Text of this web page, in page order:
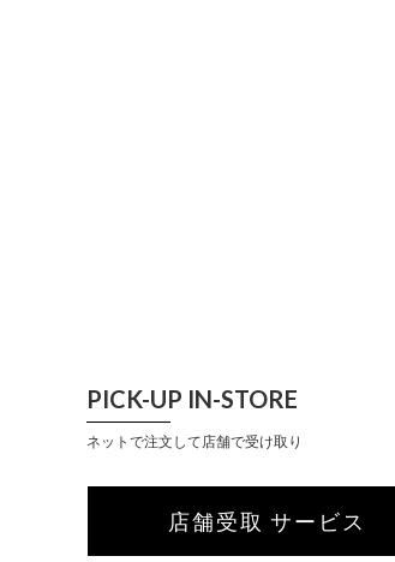
PICK-UP IN-STORE
ネットで注文して店舗で受け取り
店舗受取 サービス